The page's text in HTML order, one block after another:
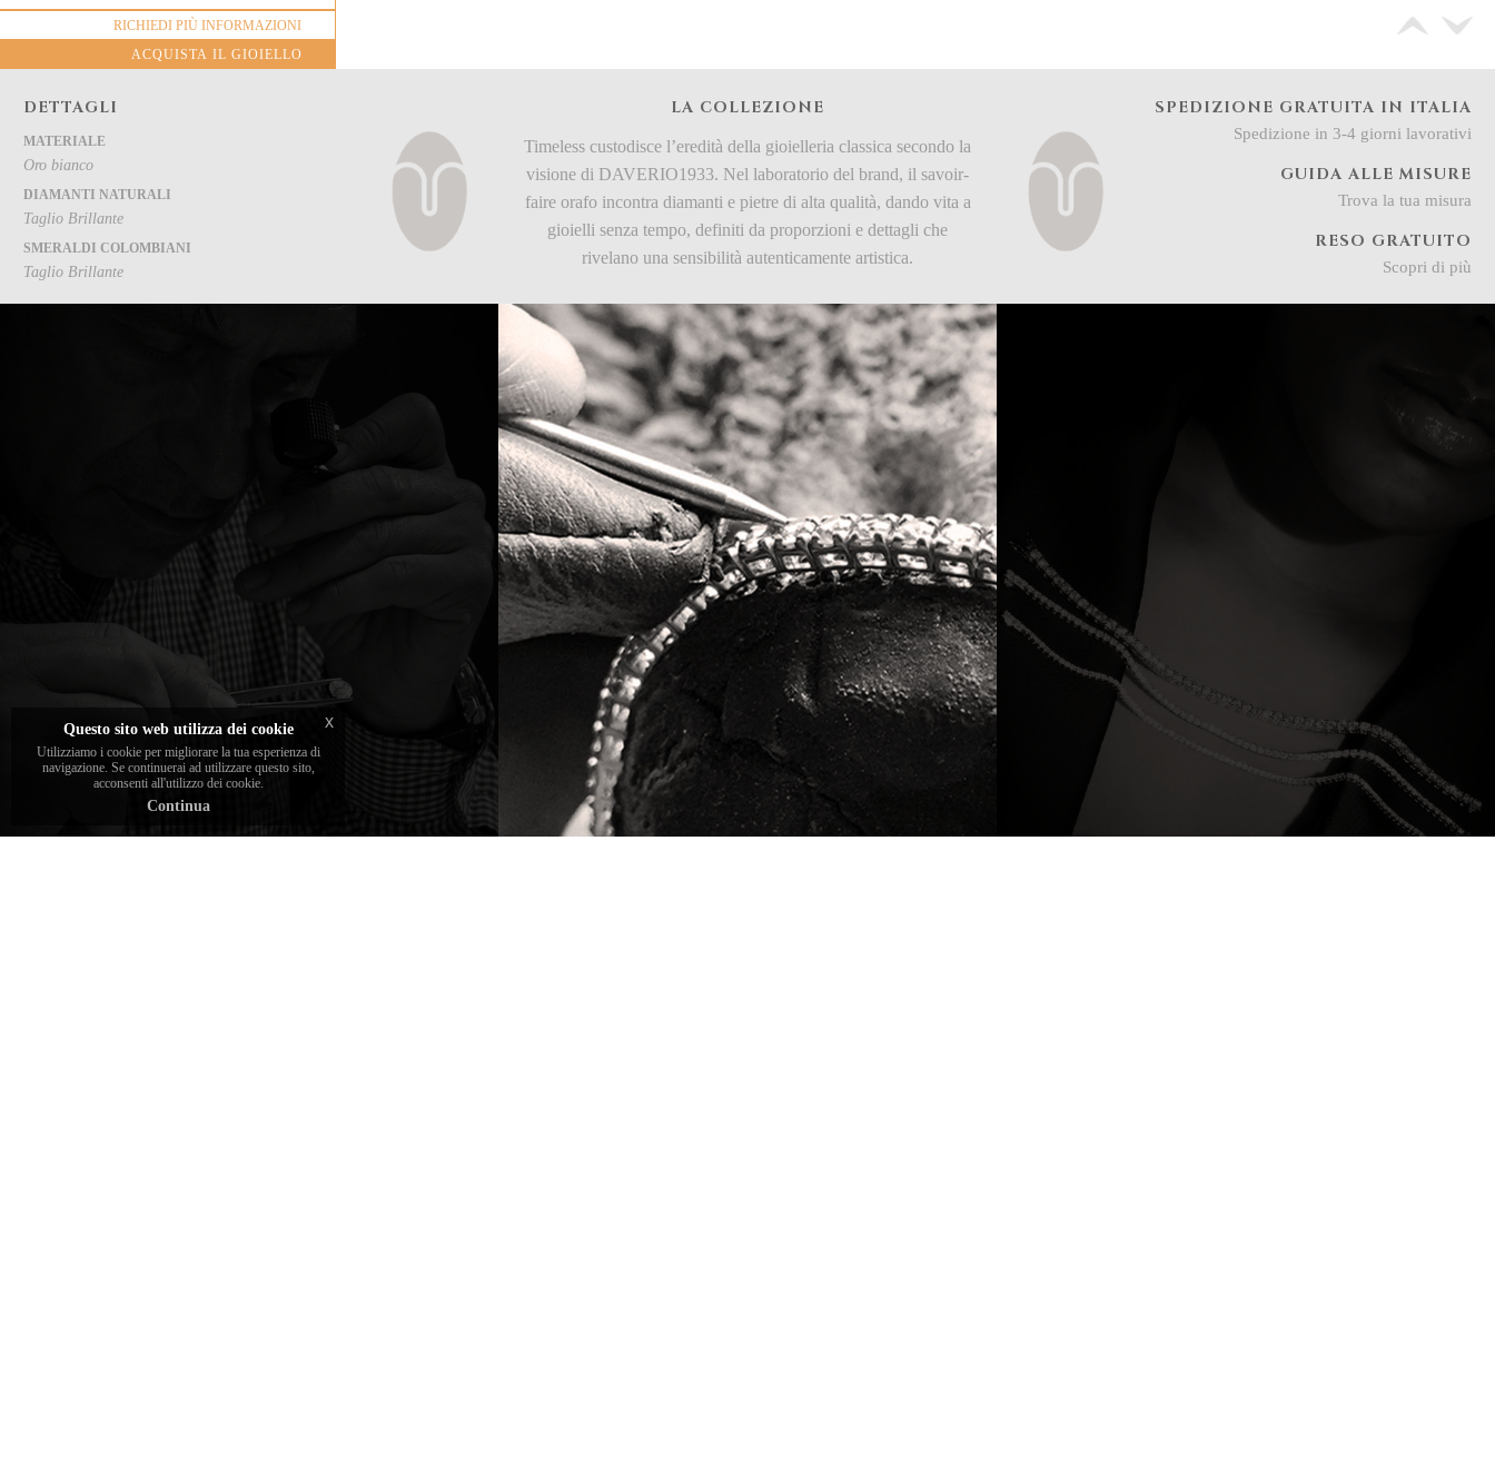
RICHIEDI PIÙ INFORMAZIONI
ACQUISTA IL GIOIELLO
DETTAGLI
MATERIALE
Oro bianco
DIAMANTI NATURALI
Taglio Brillante
SMERALDI COLOMBIANI
Taglio Brillante
LA COLLEZIONE
Timeless custodisce l’eredità della gioielleria classica secondo la
visione di DAVERIO1933. Nel laboratorio del brand, il savoir-
faire orafo incontra diamanti e pietre di alta qualità, dando vita a
gioielli senza tempo, definiti da proporzioni e dettagli che
rivelano una sensibilità autenticamente artistica.
SPEDIZIONE GRATUITA IN ITALIA
Spedizione in 3-4 giorni lavorativi
GUIDA ALLE MISURE
Trova la tua misura
RESO GRATUITO
Scopri di più
I diamanti scelti e incassati dal brand sono
sopra i 30 punti di carato dai migliori
istituti gemmologici.
Tutti i braccialetti tennis firmati
Daverio1933 vengono incassati in oro nel
nostro laboratorio a Valenza.
I nostri braccialetti tennis sono realizzati in
lunghezze standard per garantire una
vestibilità perfetta e immediata. Tuttavia,
offriamo la possibilità di personalizzarli su
misura per adattarli perfettamente al polso
di chi li indossa.
Questo sito web utilizza dei cookie
Utilizziamo i cookie per migliorare la tua esperienza di
navigazione. Se continuerai ad utilizzare questo sito,
acconsenti all'utilizzo dei cookie.
Continua
x